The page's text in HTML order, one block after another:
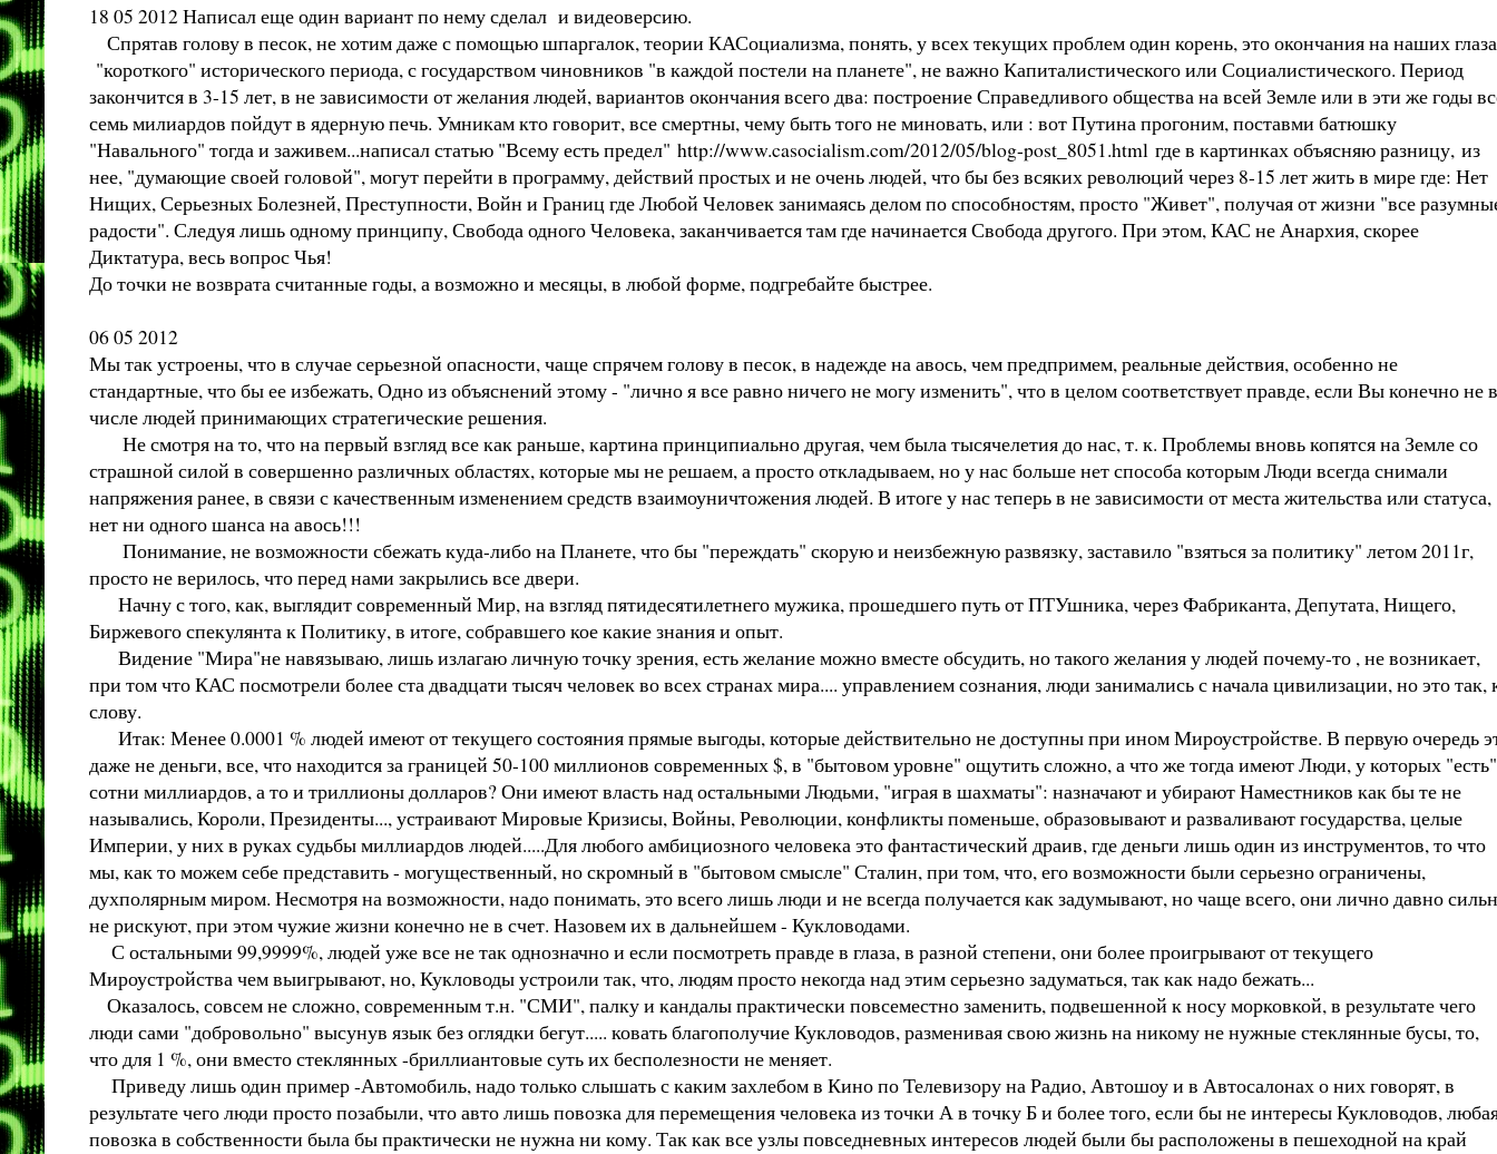
18 05 2012 Написал еще один вариант по нему сделал и видеоверсию.
Спрятав голову в песок, не хотим даже с помощью шпаргалок, теории КАСоциализма, понять, у всех текущих проблем один корень, это окончания на наших
"короткого" исторического периода, с государством чиновников "в каждой постели на планете", не важно Капиталистического или Социалистического. Период
закончится в 3-15 лет, в не зависимости от желания людей, вариантов окончания всего два: построение Справедливого общества на всей Земле или в эти же годы
семь милиардов пойдут в ядерную печь. Умникам кто говорит, все смертны, чему быть того не миновать, или : вот Путина прогоним, поставми батюшку
"Навального" тогда и заживем...написал статью "Всему есть предел" http://www.casocialism.com/2012/05/blog-post_8051.html где в картинках объясняю разницу, из
нее, "думающие своей головой", могут перейти в программу, действий простых и не очень людей, что бы без всяких революций через 8-15 лет жить в мире где: Нет
Нищих, Серьезных Болезней, Преступности, Войн и Границ где Любой Человек занимаясь делом по способностям, просто "Живет", получая от жизни "все
радости". Следуя лишь одному принципу, Свобода одного Человека, заканчивается там где начинается Свобода другого. При этом, КАС не Анархия, скорее
Диктатура, весь вопрос Чья!
До точки не возврата считанные годы, а возможно и месяцы, в любой форме, подгребайте быстрее.
06 05 2012
Мы так устроены, что в случае серьезной опасности, чаще спрячем голову в песок, в надежде на авось, чем предпримем, реальные действия, особенно не
стандартные, что бы ее избежать, Одно из объяснений этому - "лично я все равно ничего не могу изменить", что в целом соответствует правде, если Вы конечно не в
числе людей принимающих стратегические решения.
Не смотря на то, что на первый взгляд все как раньше, картина принципиально другая, чем была тысячелетия до нас, т. к. Проблемы вновь копятся на Земле со
страшной силой в совершенно различных областях, которые мы не решаем, а просто откладываем, но у нас больше нет способа которым Люди всегда снимали
напряжения ранее, в связи с качественным изменением средств взаимоуничтожения людей. В итоге у нас теперь в не зависимости от места жительства или статуса,
нет ни одного шанса на авось!!!
Понимание, не возможности сбежать куда-либо на Планете, что бы "переждать" скорую и неизбежную развязку, заставило "взяться за политику" летом 2011г,
просто не верилось, что перед нами закрылись все двери.
Начну с того, как, выглядит современный Мир, на взгляд пятидесятилетнего мужика, прошедшего путь от ПТУшника, через Фабриканта, Депутата, Нищего,
Биржевого спекулянта к Политику, в итоге, собравшего кое какие знания и опыт.
Видение "Мира"не навязываю, лишь излагаю личную точку зрения, есть желание можно вместе обсудить, но такого желания у людей почему-то , не возникает,
при том что КАС посмотрели более ста двадцати тысяч человек во всех странах мира.... управлением сознания, люди занимались с начала цивилизации, но это так,
слову.
Итак: Менее 0.0001 % людей имеют от текущего состояния прямые выгоды, которые действительно не доступны при ином Мироустройстве. В первую очередь
даже не деньги, все, что находится за границей 50-100 миллионов современных $, в "бытовом уровне" ощутить сложно, а что же тогда имеют Люди, у которых "есть"
сотни миллиардов, а то и триллионы долларов? Они имеют власть над остальными Людьми, "играя в шахматы": назначают и убирают Наместников как бы те не
назывались, Короли, Президенты..., устраивают Мировые Кризисы, Войны, Революции, конфликты поменьше, образовывают и разваливают государства, целые
Империи, у них в руках судьбы миллиардов людей.....Для любого амбициозного человека это фантастический драив, где деньги лишь один из инструментов, то что
мы, как то можем себе представить - могущественный, но скромный в "бытовом смысле" Сталин, при том, что, его возможности были серьезно ограничены,
духполярным миром. Несмотря на возможности, надо понимать, это всего лишь люди и не всегда получается как задумывают, но чаще всего, они лично давно
не рискуют, при этом чужие жизни конечно не в счет. Назовем их в дальнейшем - Кукловодами.
С остальными 99,9999%, людей уже все не так однозначно и если посмотреть правде в глаза, в разной степени, они более проигрывают от текущего
Мироустройства чем выигрывают, но, Кукловоды устроили так, что, людям просто некогда над этим серьезно задуматься, так как надо бежать...
Оказалось, совсем не сложно, современным т.н. "СМИ", палку и кандалы практически повсеместно заменить, подвешенной к носу морковкой, в результате чего
люди сами "добровольно" высунув язык без оглядки бегут..... ковать благополучие Кукловодов, разменивая свою жизнь на никому не нужные стеклянные бусы, то,
что для 1 %, они вместо стеклянных -бриллиантовые суть их бесполезности не меняет.
Приведу лишь один пример -Автомобиль, надо только слышать с каким захлебом в Кино по Телевизору на Радио, Автошоу и в Автосалонах о них говорят, в
результате чего люди просто позабыли, что авто лишь повозка для перемещения человека из точки А в точку Б и более того, если бы не интересы Кукловодов,
повозка в собственности была бы практически не нужна ни кому. Так как все узлы повседневных интересов людей были бы расположены в пешеходной на край